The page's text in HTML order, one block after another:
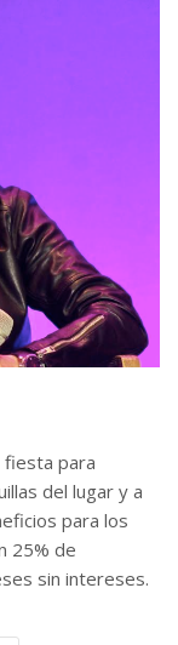
fiesta para
del lugar y a
para los
25% de
sin intereses.